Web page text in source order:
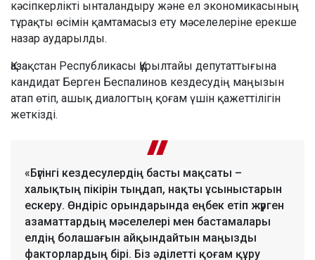
кәсіпкерлікті ынталандыру және ел экономикасының
тұрақты өсімін қамтамасыз ету мәселелеріне ерекше
назар аударылды.
Қазақстан Республикасы Құрылтайы депутаттығына
кандидат Берген Беспалинов кездесудің маңызын
атап өтіп, ашық диалогтың қоғам үшін қажеттілігін
жеткізді.
«Бүгінгі кездесулердің басты мақсаты –
халықтың пікірін тыңдап, нақты ұсыныстарын
ескеру. Өндіріс орындарында еңбек етіп жүрген
азаматтардың мәселелері мен бастамалары
елдің болашағын айқындайтын маңызды
факторлардың бірі. Біз әділетті қоғам құру